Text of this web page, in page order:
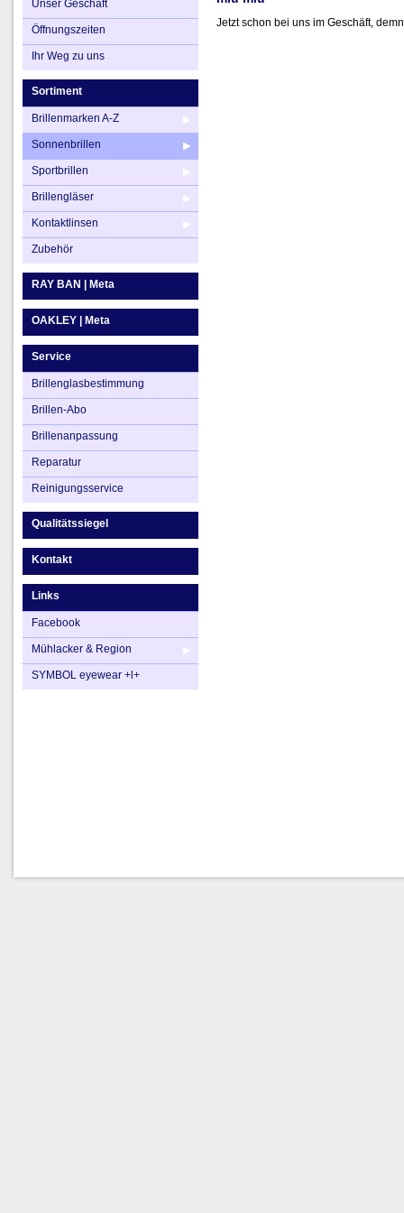
Ihr Weg zu uns Brillengläser
Unser Geschäft
Öffnungszeiten
Ihr Weg zu uns
Sortiment
Brillenmarken A-Z
Sonnenbrillen
Sportbrillen
Brillengläser
Kontaktlinsen
Zubehör
RAY BAN | Meta
OAKLEY | Meta
Service
Brillenglasbestimmung
Brillen-Abo
Brillenanpassung
Reparatur
Reinigungsservice
Qualitätssiegel
Kontakt
Links
Facebook
Mühlacker & Region
SYMBOL eyewear +l+
Jetzt schon bei uns im Geschäft,